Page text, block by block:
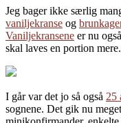
Jeg bager ikke særlig
vaniljekranse og
Vaniljekransene er nu
skal laves en portion mere.
I går var det jo så også 25
sognene. Det gik nu